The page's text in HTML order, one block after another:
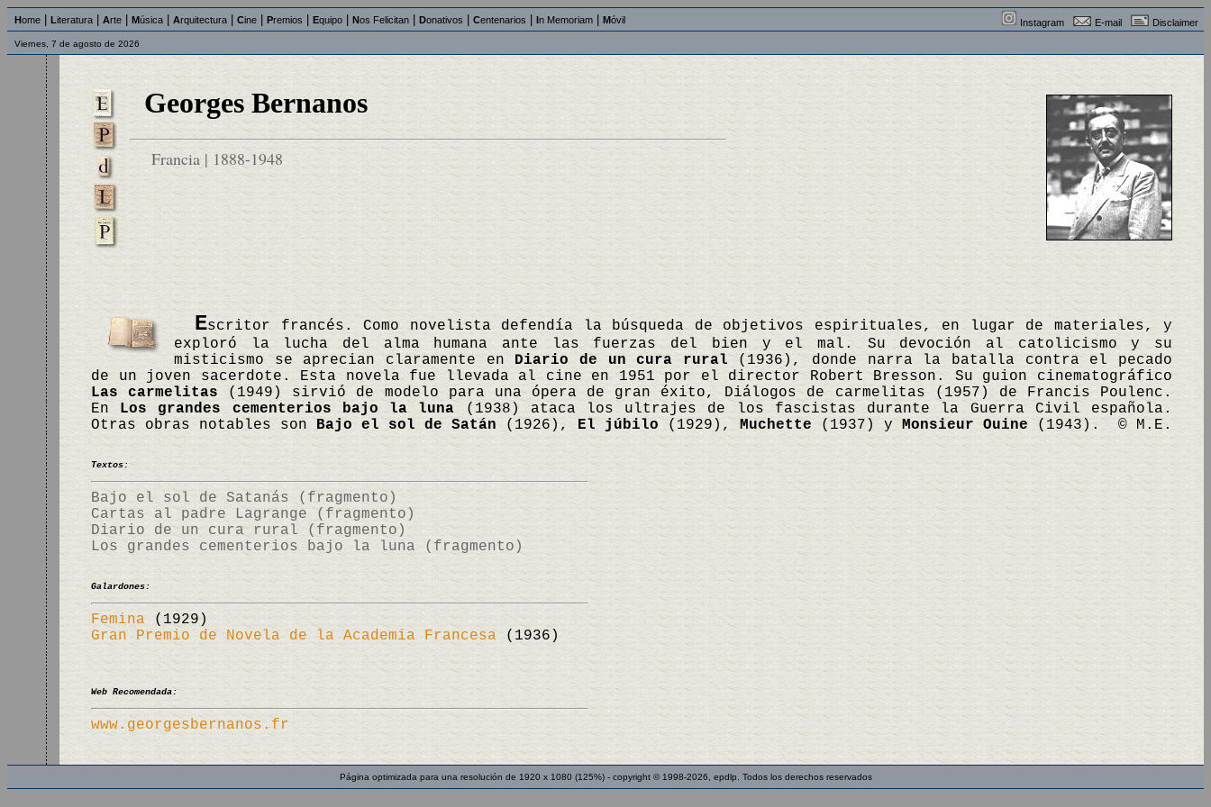
Home Literatura Arte Música Arquitectura Cine Premios Equipo Nos Felicitan Donativos Centenarios In Memoriam Móvil Instagram E-mail Disclaimer
Viernes, 7 de agosto de 2026
Georges Bernanos
Francia | 1888-1948
Escritor francés. Como novelista defendía la búsqueda de objetivos espirituales, en lugar de materiales, y
exploró la lucha del alma humana ante las fuerzas del bien y el mal. Su devoción al catolicismo y su
misticismo se aprecian claramente enDiario de un cura rural(1936), donde narra la batalla contra el pecado
de un joven sacerdote. Esta novela fue llevada al cine en 1951 por el director Robert Bresson. Su guion cinematográfico
Las carmelitas (1949) sirvió de modelo para una ópera de gran éxito, Diálogos de carmelitas (1957) de Francis Poulenc.
En Los grandes cementerios bajo la luna(1938) ataca los ultrajes de los fascistas durante la Guerra Civil española.
Otras obras notables son Bajo el sol de Satán (1926), El júbilo (1929), Muchette (1937) y Monsieur Ouine (1943). © M.E.
Textos:
Bajo el sol de Satanás (fragmento)
Cartas al padre Lagrange (fragmento)
Diario de un cura rural (fragmento)
Los grandes cementerios bajo la luna (fragmento)
Galardones:
Femina (1929)
Gran Premio de Novela de la Academia Francesa (1936)
Web Recomendada:
www.georgesbernanos.fr
Página optimizada para una resolución de 1920 x 1080 (125%) - copyright © 1998-2026, epdlp. Todos los derechos reservados